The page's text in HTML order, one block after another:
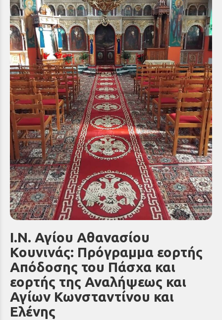
Ι.Ν. Αγίου Αθανασίου
Κουνινάς: Πρόγραμμα εορτής
Απόδοσης του Πάσχα και
εορτής της Αναλήψεως και
Αγίων Κωνσταντίνου και
Ελένης